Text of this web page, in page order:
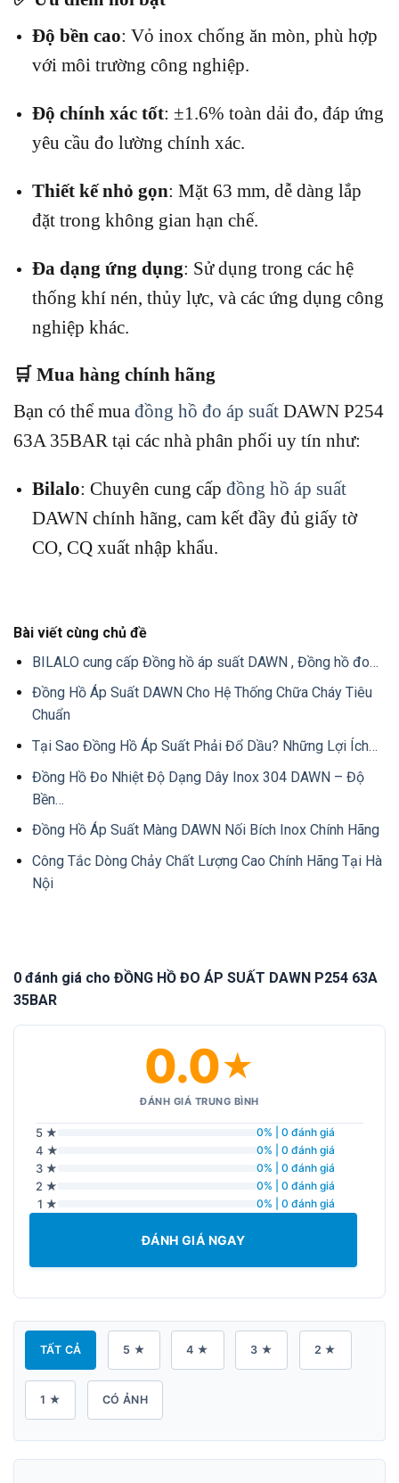
Độ bền cao: Vỏ inox chống ăn mòn, phù hợp
với môi trường công nghiệp.
Độ chính xác tốt: ±1.6% toàn dải đo, đáp ứng
yêu cầu đo lường chính xác.
Thiết kế nhỏ gọn: Mặt 63 mm, dễ dàng lắp
đặt trong không gian hạn chế.
Đa dạng ứng dụng: Sử dụng trong các hệ
thống khí nén, thủy lực, và các ứng dụng công
nghiệp khác.
🛒 Mua hàng chính hãng
Bạn có thể mua đồng hồ đo áp suất DAWN P254
63A 35BAR tại các nhà phân phối uy tín như:
Bilalo: Chuyên cung cấp đồng hồ áp suất
DAWN chính hãng, cam kết đầy đủ giấy tờ
CO, CQ xuất nhập khẩu.
Bài viết cùng chủ đề
BILALO cung cấp Đồng hồ áp suất DAWN , Đồng hồ đo…
Đồng Hồ Áp Suất DAWN Cho Hệ Thống Chữa Cháy Tiêu
Chuẩn
Tại Sao Đồng Hồ Áp Suất Phải Đổ Dầu? Những Lợi Ích…
Đồng Hồ Đo Nhiệt Độ Dạng Dây Inox 304 DAWN – Độ
Bền…
Đồng Hồ Áp Suất Màng DAWN Nối Bích Inox Chính Hãng
Công Tắc Dòng Chảy Chất Lượng Cao Chính Hãng Tại Hà
Nội
0 đánh giá cho ĐỒNG HỒ ĐO ÁP SUẤT DAWN P254 63A
35BAR
0.0★
ĐÁNH GIÁ TRUNG BÌNH
5 ★ 0% | 0 đánh giá
4 ★ 0% | 0 đánh giá
3 ★ 0% | 0 đánh giá
2 ★ 0% | 0 đánh giá
1 ★ 0% | 0 đánh giá
ĐÁNH GIÁ NGAY
TẤT CẢ 5 ★ 4 ★ 3 ★ 2 ★
1 ★ CÓ ẢNH